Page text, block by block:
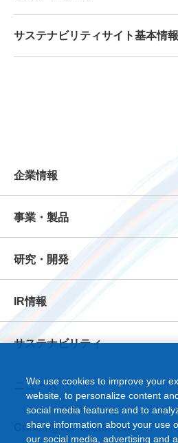
サステナビリティサイト基本情報
企業情報
事業・製品
研究・開発
IR情報
サステナビリティ
ニュース
Creating for Tomorrow
We use cookies to improve your
website, to personalize content
social media features and to
share information about your use
our social media, advertising and